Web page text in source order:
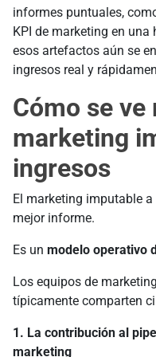
informes puntuales,
KPI de marketing en una
esos artefactos aún se
ingresos real y
Cómo se
marketing
ingresos
El marketing imputable
mejor informe.
Es un modelo operativo
Los equipos de
típicamente comparten
1. La contribución al
marketing